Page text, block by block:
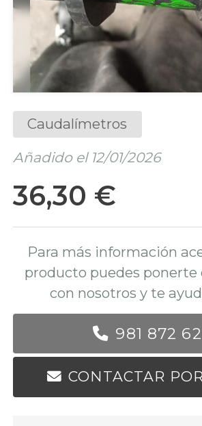
Caudalímetros
Añadido el 12/01/2026
36,30 €
Para más información
producto puedes ponerte
con nosotros y te
981 872
CONTACTAR